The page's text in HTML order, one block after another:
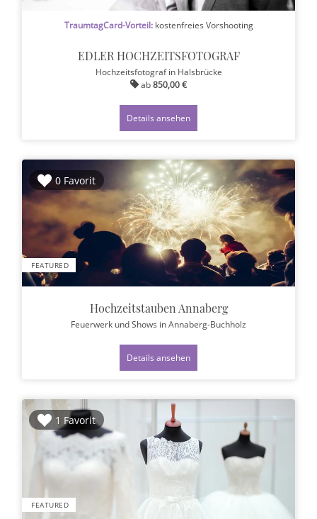
TraumtagCard-Vorteil:kostenfreies Vorshooting
EDLER HOCHZEITSFOTOGRAF
Hochzeitsfotografin Halsbrücke
ab850,00 €
Details ansehen
0 Favorit
FEATURED
Hochzeitstauben Annaberg
Feuerwerk und Shows in Annaberg-Buchholz
Details ansehen
1 Favorit
FEATURED